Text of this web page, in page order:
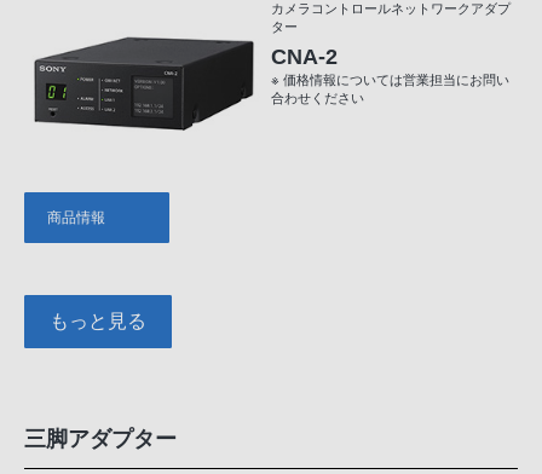
カメラコントロールネットワークアダプ
ター
CNA-2
※ 価格情報については営業担当にお問い
合わせください
商品情報
もっと見る
三脚アダプター